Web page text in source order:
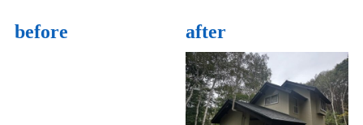
before after